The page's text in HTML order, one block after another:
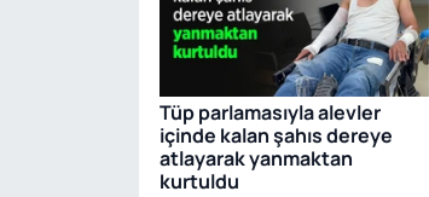
Tüp parlamasıyla alevler
içinde kalan şahıs dereye
atlayarak yanmaktan
kurtuldu